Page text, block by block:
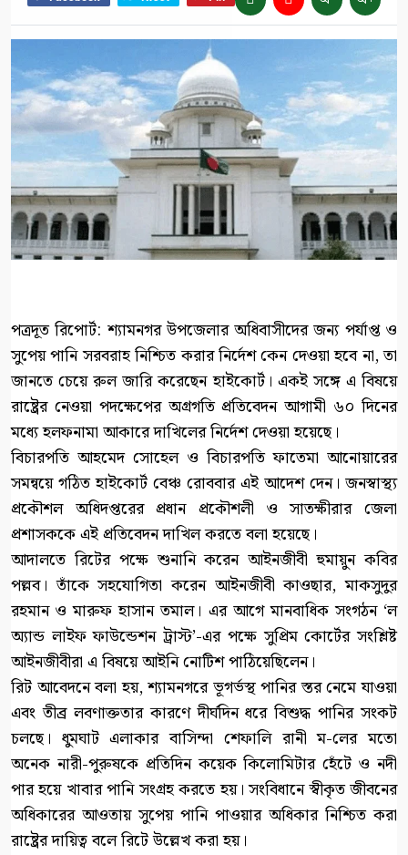
পত্রদূত রিপোর্ট: শ্যামনগর উপজেলার অধিবাসীদের জন্য পর্যাপ্ত ও
সুপেয় পানি সরবরাহ নিশ্চিত করার নির্দেশ কেন দেওয়া হবে না, তা
জানতে চেয়ে রুল জারি করেছেন হাইকোর্ট। একই সঙ্গে এ বিষয়ে
রাষ্ট্রের নেওয়া পদক্ষেপের অগ্রগতি প্রতিবেদন আগামী ৬০ দিনের
মধ্যে হলফনামা আকারে দাখিলের নির্দেশ দেওয়া হয়েছে।
বিচারপতি আহমেদ সোহেল ও বিচারপতি ফাতেমা আনোয়ারের
সমন্বয়ে গঠিত হাইকোর্ট বেঞ্চ রোববার এই আদেশ দেন। জনস্বাস্থ্য
প্রকৌশল অধিদপ্তরের প্রধান প্রকৌশলী ও সাতক্ষীরার জেলা
প্রশাসককে এই প্রতিবেদন দাখিল করতে বলা হয়েছে।
আদালতে রিটের পক্ষে শুনানি করেন আইনজীবী হুমায়ুন কবির
পল্লব। তাঁকে সহযোগিতা করেন আইনজীবী কাওছার, মাকসুদুর
রহমান ও মারুফ হাসান তমাল। এর আগে মানবাধিক সংগঠন ‘ল
অ্যান্ড লাইফ ফাউন্ডেশন ট্রাস্ট’-এর পক্ষে সুপ্রিম কোর্টের সংশ্লিষ্ট
আইনজীবীরা এ বিষয়ে আইনি নোটিশ পাঠিয়েছিলেন।
রিট আবেদনে বলা হয়, শ্যামনগরে ভূগর্ভস্থ পানির স্তর নেমে যাওয়া
এবং তীব্র লবণাক্ততার কারণে দীর্ঘদিন ধরে বিশুদ্ধ পানির সংকট
চলছে। ধুমঘাট এলাকার বাসিন্দা শেফালি রানী ম-লের মতো
অনেক নারী-পুরুষকে প্রতিদিন কয়েক কিলোমিটার হেঁটে ও নদী
পার হয়ে খাবার পানি সংগ্রহ করতে হয়। সংবিধানে স্বীকৃত জীবনের
অধিকারের আওতায় সুপেয় পানি পাওয়ার অধিকার নিশ্চিত করা
রাষ্ট্রের দায়িত্ব বলে রিটে উল্লেখ করা হয়।